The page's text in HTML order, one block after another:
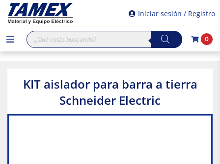
Iniciar sesión / Registro
Búsqueda
de
productos
0
KIT aislador para barra a tierra
Schneider Electric